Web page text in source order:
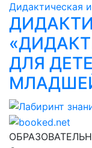
Дидактическая
ДЛЯ
Лабиринт знаний